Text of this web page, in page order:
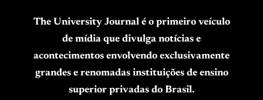
The University Journal é o primeiro veículo
de mídia que divulga notícias e
acontecimentos envolvendo exclusivamente
grandes e renomadas instituições de ensino
superior privadas do Brasil.